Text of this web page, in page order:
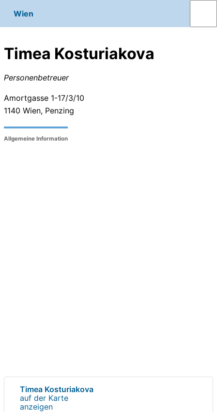
Wien
Timea Kosturiakova
Personenbetreuer
Amortgasse 1-17/3/10
1140 Wien, Penzing
Allgemeine Information
Timea Kosturiakova
auf der Karte
anzeigen